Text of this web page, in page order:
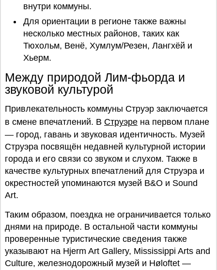
внутри коммуны.
Для ориентации в регионе также важны
несколько местных районов, таких как
Тюхольм, Венё, Хумлум/Резен, Лангхёй и
Хьерм.
Между природой Лим-фьорда и
звуковой культурой
Привлекательность коммуны Струэр заключается
в смене впечатлений. В Струэре на первом плане
— город, гавань и звуковая идентичность. Музей
Струэра посвящён недавней культурной истории
города и его связи со звуком и слухом. Также в
качестве культурных впечатлений для Струэра и
окрестностей упоминаются музей B&O и Sound
Art.
Таким образом, поездка не ограничивается только
днями на природе. В остальной части коммуны
проверенные туристические сведения также
указывают на Hjerm Art Gallery, Mississippi Arts and
Culture, железнодорожный музей и Høloftet —